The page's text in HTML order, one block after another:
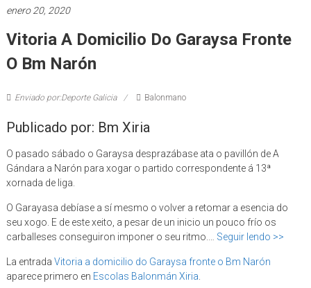
enero 20, 2020
Vitoria A Domicilio Do Garaysa Fronte
O Bm Narón
Enviado por:Deporte Galicia Balonmano
Publicado por: Bm Xiria
O pasado sábado o Garaysa desprazábase ata o pavillón de A
Gándara a Narón para xogar o partido correspondente á 13ª
xornada de liga.
O Garayasa debíase a sí mesmo o volver a retomar a esencia do
seu xogo. E de este xeito, a pesar de un inicio un pouco frío os
carballeses conseguiron imponer o seu ritmo.… Seguir lendo >>
La entrada Vitoria a domicilio do Garaysa fronte o Bm Narón
aparece primero en Escolas Balonmán Xiria.